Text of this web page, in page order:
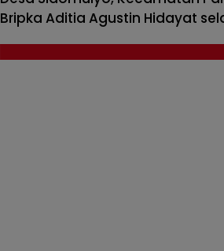
Bripka Aditia Agustin Hidayat